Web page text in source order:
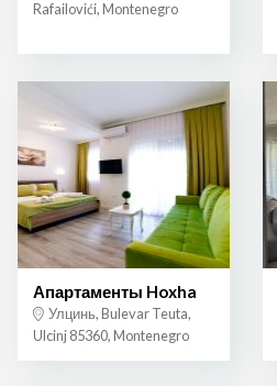
Rafailovići, Montenegro
Апартаменты Hoxha
Улцинь, Bulevar Teuta,
Ulcinj 85360, Montenegro